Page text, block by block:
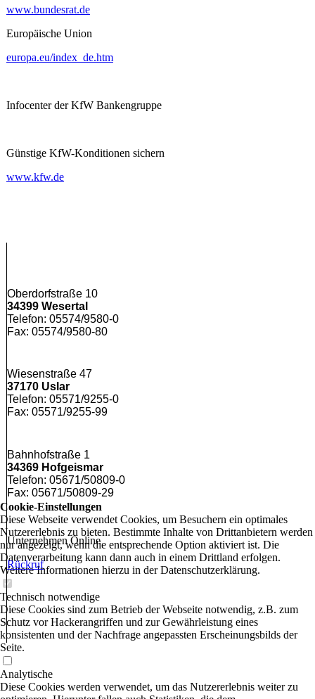
www.bundesrat.de
Europäische Union
europa.eu/index_de.htm
Infocenter der KfW Bankengruppe
Günstige KfW-Konditionen sichern
www.kfw.de
Oberdorfstraße 10
34399 Wesertal
Telefon: 05574/9580-0
Fax: 05574/9580-80
Wiesenstraße 47
37170 Uslar
Telefon: 05571/9255-0
Fax: 05571/9255-99
Bahnhofstraße 1
34369 Hofgeismar
Telefon: 05671/50809-0
Fax: 05671/50809-29
Unternehmen Online
Rückruf
Cookie-Einstellungen
Diese Webseite verwendet Cookies, um Besuchern ein optimales
Nutzererlebnis zu bieten. Bestimmte Inhalte von Drittanbietern werden
nur angezeigt, wenn die entsprechende Option aktiviert ist. Die
Datenverarbeitung kann dann auch in einem Drittland erfolgen.
Weitere Informationen hierzu in der Datenschutzerklärung.
Technisch notwendige
Diese Cookies sind zum Betrieb der Webseite notwendig, z.B. zum
Schutz vor Hackerangriffen und zur Gewährleistung eines
konsistenten und der Nachfrage angepassten Erscheinungsbilds der
Seite.
Analytische
Diese Cookies werden verwendet, um das Nutzererlebnis weiter zu